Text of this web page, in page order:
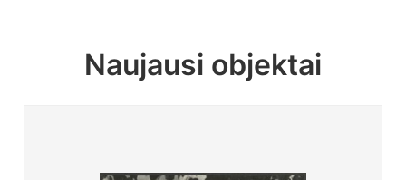
Naujausi objektai